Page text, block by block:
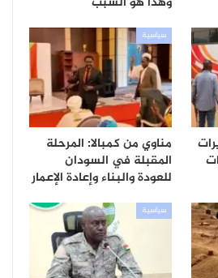
سياسية
مناوي من كمبالا: المرحلة
المقبلة في السودان
للعودة والبناء وإعادة الإعمار
سياسية